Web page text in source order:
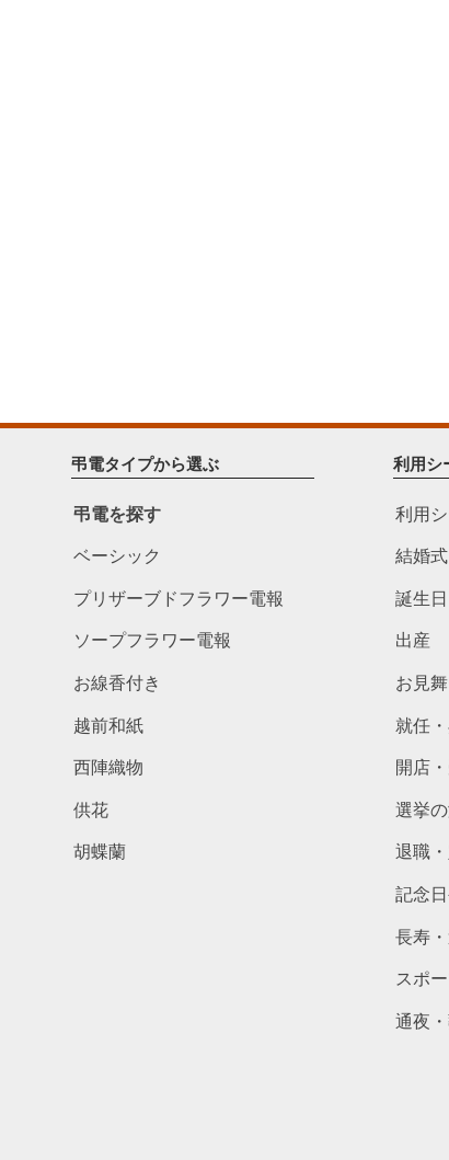
弔電タイプから選ぶ
弔電を探す
ベーシック
プリザーブドフラワー電報
ソープフラワー電報
お線香付き
越前和紙
西陣織物
供花
胡蝶蘭
利用シ
利用
結婚式
誕生日
出産
お見
就任
開店
選挙
退職
記念
長寿
スポ
通夜